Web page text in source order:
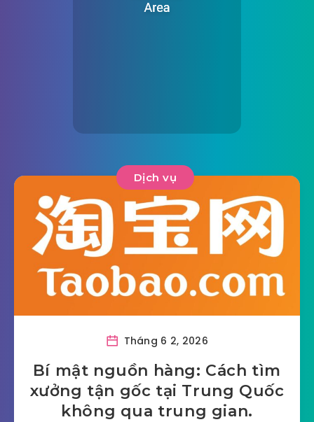
Dịch vụ
Tháng 6 2, 2026
Bí mật nguồn hàng: Cách tìm
xưởng tận gốc tại Trung Quốc
không qua trung gian.